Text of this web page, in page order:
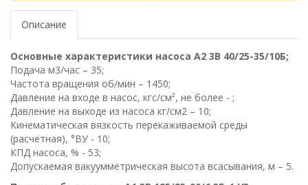
Описание
Основные характеристики насоса А2 3В 40/25-35/10Б;
Подача м3/час – 35;
Частота вращения об/мин – 1450;
Давление на входе в насос, кгс/см², не более - ;
Давление на выходе из насоса кг/см2 – 10;
Кинематическая вязкость перекаживаемой среды
(расчетная), °ВУ - 10;
КПД насоса, % - 53;
Допускаемая вакуумметрическая высота всасывания, м – 5.